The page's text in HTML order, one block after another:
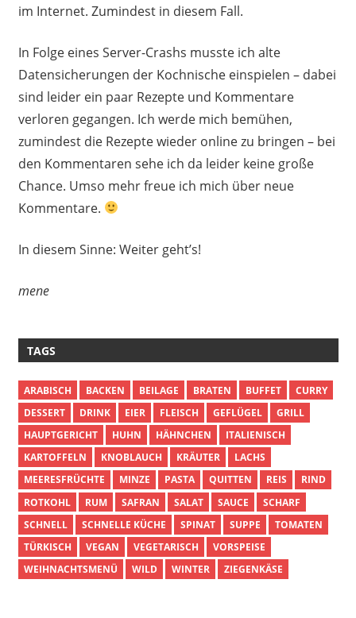
im Internet. Zumindest in diesem Fall.
In Folge eines Server-Crashs musste ich alte
Datensicherungen der Kochnische einspielen – dabei
sind leider ein paar Rezepte und Kommentare
verloren gegangen. Ich werde mich bemühen,
zumindest die Rezepte wieder online zu bringen – bei
den Kommentaren sehe ich da leider keine große
Chance. Umso mehr freue ich mich über neue
Kommentare.
In diesem Sinne: Weiter geht’s!
mene
TAGS
ARABISCH BACKEN BEILAGE BRATEN BUFFET
CURRY
DESSERT
DRINK EIER FLEISCH GEFLÜGEL
GRILL
HAUPTGERICHT
HUHN HÄHNCHEN
ITALIENISCH
KARTOFFELN
KNOBLAUCH KRÄUTER
LACHS
MEERESFRÜCHTE
MINZE PASTA QUITTEN REIS
RIND
ROTKOHL
RUM SAFRAN SALAT SAUCE
SCHARF
SCHNELL
SCHNELLE KÜCHE SPINAT SUPPE
TOMATEN
TÜRKISCH
VEGAN VEGETARISCH
VORSPEISE
WEIHNACHTSMENÜ
WILD WINTER ZIEGENKÄSE